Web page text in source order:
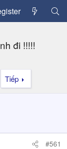
đi !!!!!
Tiếp
#561